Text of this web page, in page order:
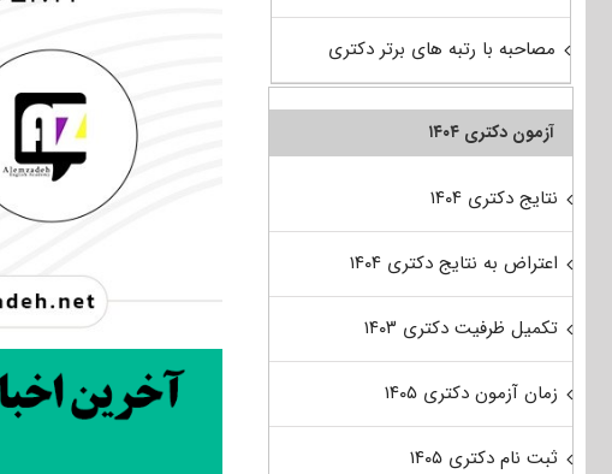
مصاحبه با رتبه های برتر دکتری
آزمون دکتری ۱۴۰۴
نتایج دکتری ۱۴۰۴
اعتراض به نتایج دکتری ۱۴۰۴
تکمیل ظرفیت دکتری ۱۴۰۳
زمان آزمون دکتری ۱۴۰۵
ثبت نام دکتری ۱۴۰۵